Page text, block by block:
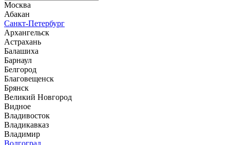
Москва
Абакан
Санкт-Петербург
Архангельск
Астрахань
Балашиха
Барнаул
Белгород
Благовещенск
Брянск
Великий Новгород
Видное
Владивосток
Владикавказ
Владимир